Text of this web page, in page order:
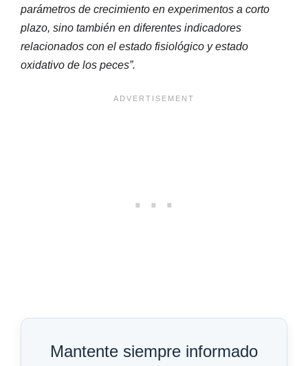
parámetros de crecimiento en experimentos a corto
plazo, sino también en diferentes indicadores
relacionados con el estado fisiológico y estado
oxidativo de los peces”.
Mantente siempre informado